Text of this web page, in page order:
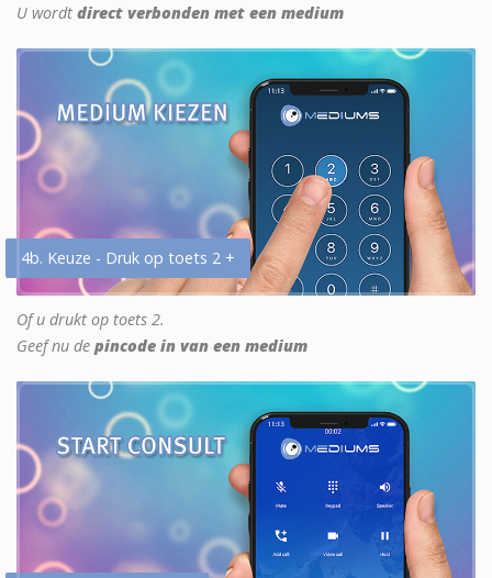
U wordt direct verbonden met een medium
4b. Keuze - Druk op toets 2 +
Of u drukt op toets 2.
Geef nu de pincode in van een medium